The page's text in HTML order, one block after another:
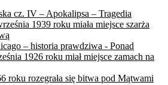
cz. IV – Apokalipsa – Tragedia
1939 roku miała miejsce szarża
– historia prawdziwa - Ponad
1926 roku miał miejsce zamach na
roku rozegrała się bitwa pod Mątwami